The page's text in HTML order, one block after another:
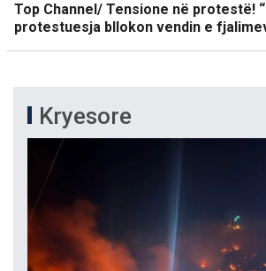
Top Channel/ Tensione në protestë!
protestuesja bllokon vendin e
Kryesore